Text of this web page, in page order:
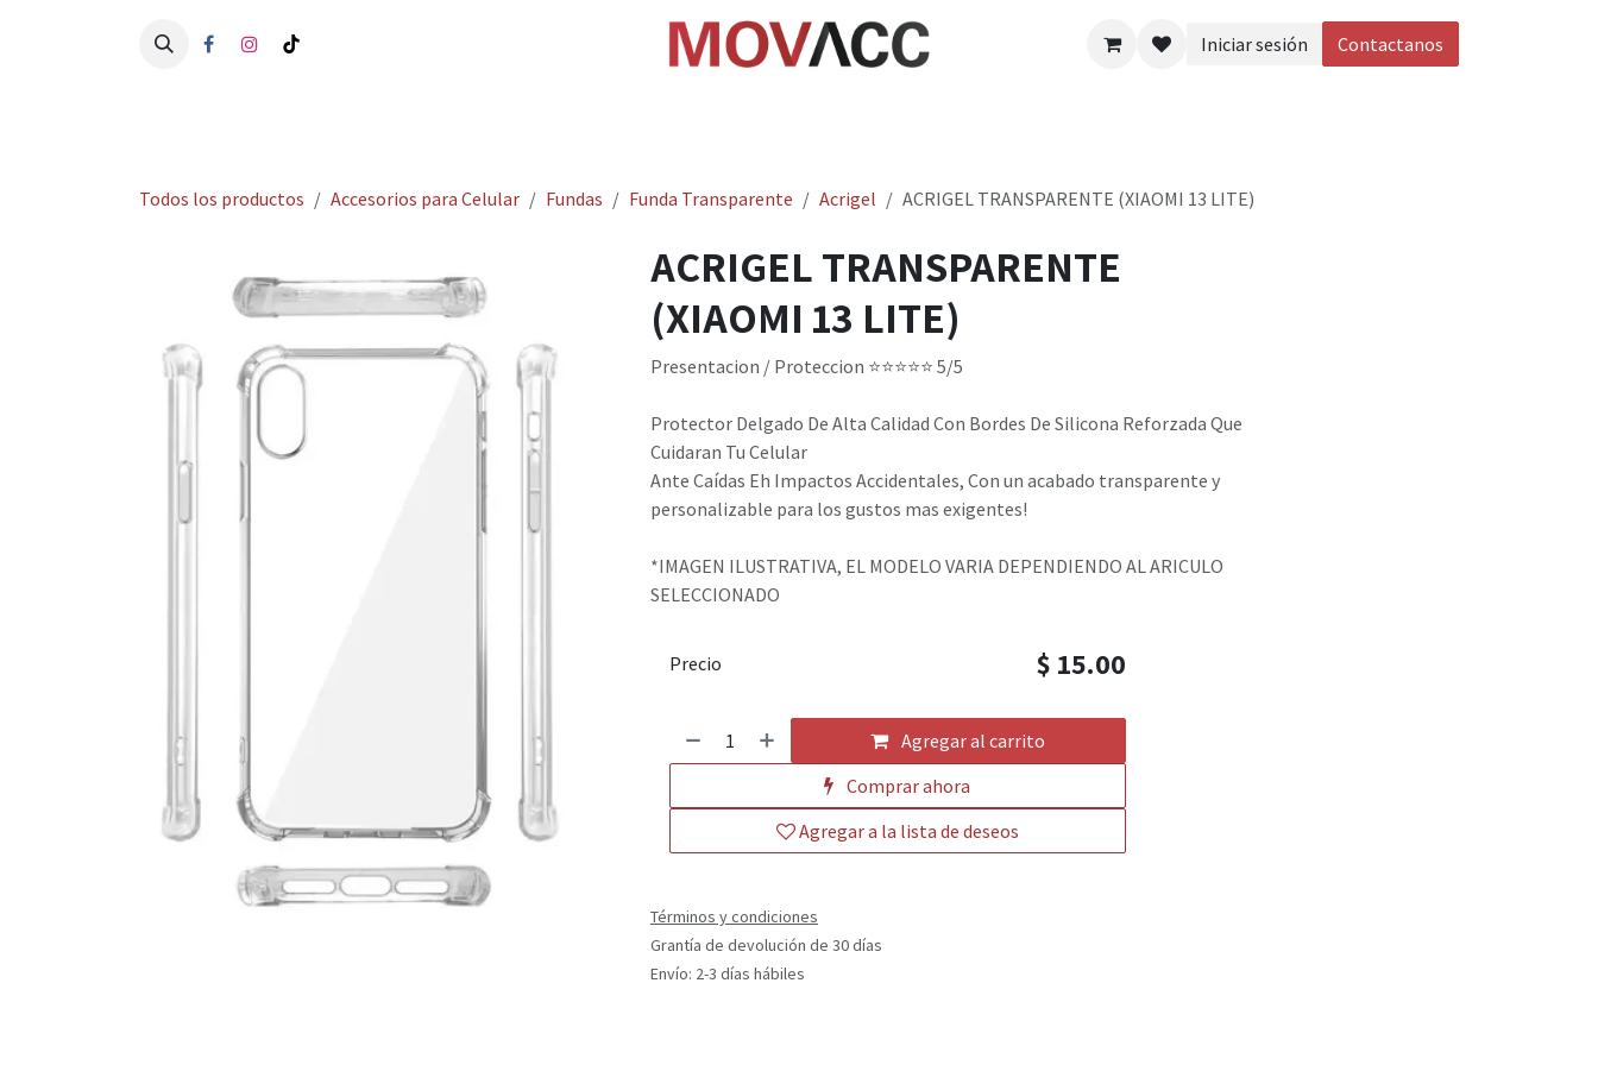
Iniciar sesión
Contactanos
Todos los productos Accesorios para Celular Fundas Funda Transparente Acrigel ACRIGEL TRANSPARENTE (XIAOMI 13 LITE)
ACRIGEL TRANSPARENTE
(XIAOMI 13 LITE)
Presentacion / Proteccion ​⭐⭐⭐⭐⭐ 5/5 ​
Protector Delgado De Alta Calidad Con Bordes De Silicona Reforzada Que
Cuidaran Tu Celular
Ante Caídas Eh Impactos Accidentales, Con un acabado transparente y
personalizable para los gustos mas exigentes!
*IMAGEN ILUSTRATIVA, EL MODELO VARIA DEPENDIENDO AL ARICULO
SELECCIONADO
Agregar al carrito
Comprar ahora
Agregar a la lista de deseos
Precio $ 15.00
Términos y condiciones
Grantía de devolución de 30 días
Envío: 2-3 días hábiles